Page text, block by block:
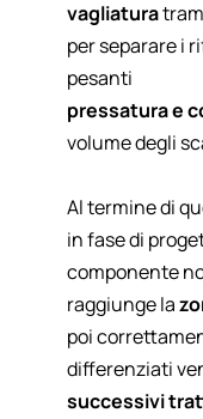
vagliatura
per separare i
pesanti
pressatura e
volume degli
Al termine di
in fase di
componente
raggiunge la
poi
differenziati
successivi